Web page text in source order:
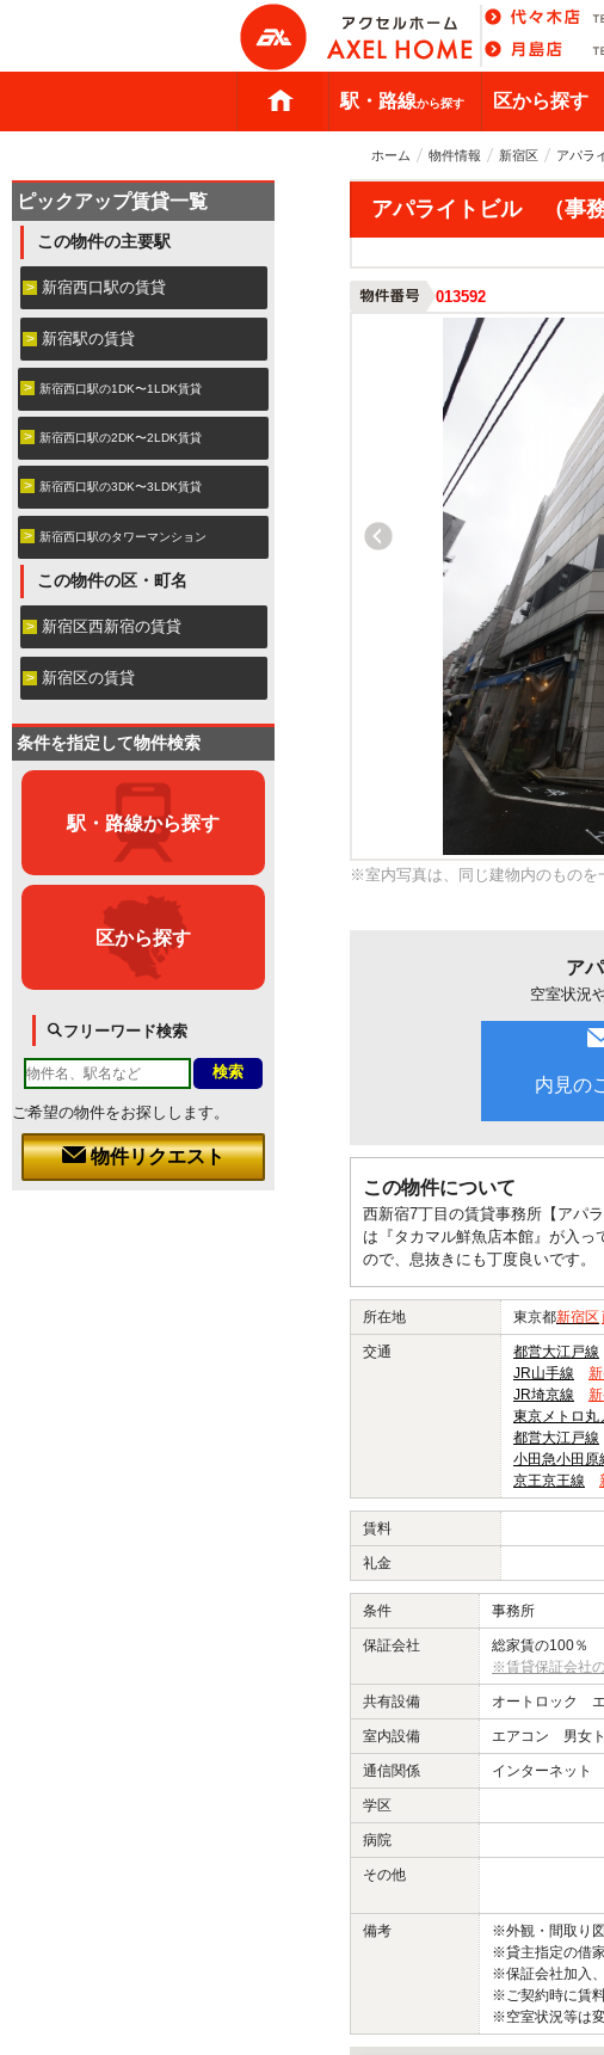
駅・路線から探す 区から探す
ホーム 物件情報 新宿区 アパラ
アパライトビル （事務
013592
※室内写真は、同じ建物内のものを
ア
空室状況
内見の
この物件について
西新宿7丁目の賃貸事務所【アパ
は『タカマル鮮魚店本館』が入
ので、息抜きにも丁度良いです。
所在地 東京都新宿区
交通 都営大江戸線
JR山手線
JR埼京線
東京メトロ丸
都営大江戸線
小田急小田原
京王京王線
賃料
礼金
条件 事務所
保証会社
総家賃の100％
※賃貸保証会社
共有設備 オートロック
室内設備 エアコン 男女
通信関係 インターネッ
学区
病院
その他
備考
※外観・間取
※貸主指定の借
※保証会社加入
※ご契約時に賃
※空室状況等は
ピックアップ賃貸一覧
この物件の主要駅
新宿西口駅の賃貸
新宿駅の賃貸
新宿西口駅の1DK〜1LDK賃貸
新宿西口駅の2DK〜2LDK賃貸
新宿西口駅の3DK〜3LDK賃貸
新宿西口駅のタワーマンション
この物件の区・町名
新宿区西新宿の賃貸
新宿区の賃貸
条件を指定して物件検索
駅・路線から探す
区から探す
フリーワード検索
ご希望の物件をお探しします。
物件リクエスト